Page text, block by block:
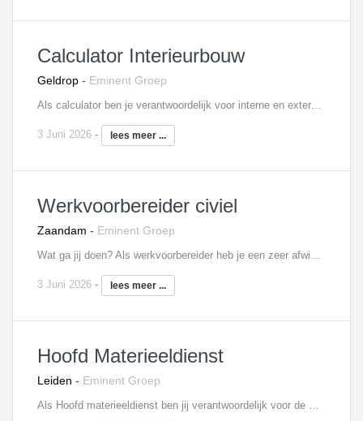
Calculator Interieurbouw
Geldrop - Eminent Groep
Als calculator ben je verantwoordelijk voor interne en externe projecten. Je voornaamste taken bestaan o.a. uit: Opstellen van houtstaten en zaaglijsten Opstellen van calculaties en werkbegrotingen Opname en inmeten op locatie Offertes opvragen en deze beoordelen Plannen van werkzaamheden Overleg met toeleveranciers over uitvoering en prijzen Toepassen en uitwerken kwaliteitsplannen Het maken van budgetten en kostprijscalculaties Aandragen van verbeteringen Het halen van de opbrengsten en verbeteren van werkwijzen Verbeteringen aandragen van nieuwe en bestaande producten of productiemethoden Interesse? Neem contact op met Filip Martens, 06 - 18 25 71 31,
3 Juni 2026 - lees meer ...
Werkvoorbereider civiel
Zaandam - Eminent Groep
3 Juni 2026 - lees meer ...
Hoofd Materieeldienst
Leiden - Eminent Groep